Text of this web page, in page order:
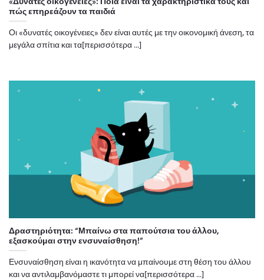
πώς επηρεάζουν τα παιδιά
Οι «δυνατές οικογένειες» δεν είναι αυτές με την οικονομική άνεση, τα
μεγάλα σπίτια και τα[περισσότερα ...]
Δραστηριότητα: “Μπαίνω στα παπούτσια του άλλου,
εξασκούμαι στην ενσυναίσθηση!”
Ενσυναίσθηση είναι η ικανότητα να μπαίνουμε στη θέση του άλλου
και να αντιλαμβανόμαστε τι μπορεί να[περισσότερα ...]